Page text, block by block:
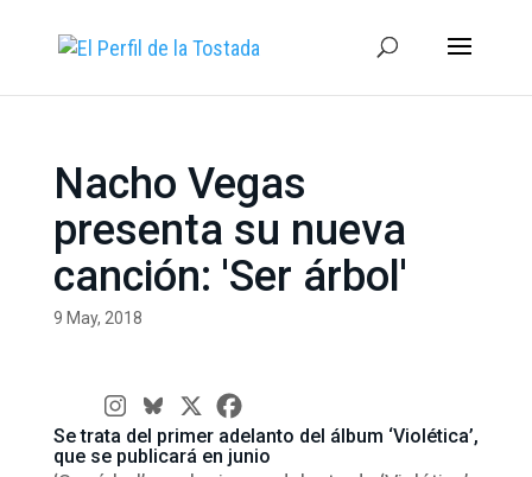
Nacho Vegas
presenta su nueva
canción: 'Ser árbol'
9 May, 2018
Se trata del primer adelanto del álbum ‘Violética’,
que se publicará en junio